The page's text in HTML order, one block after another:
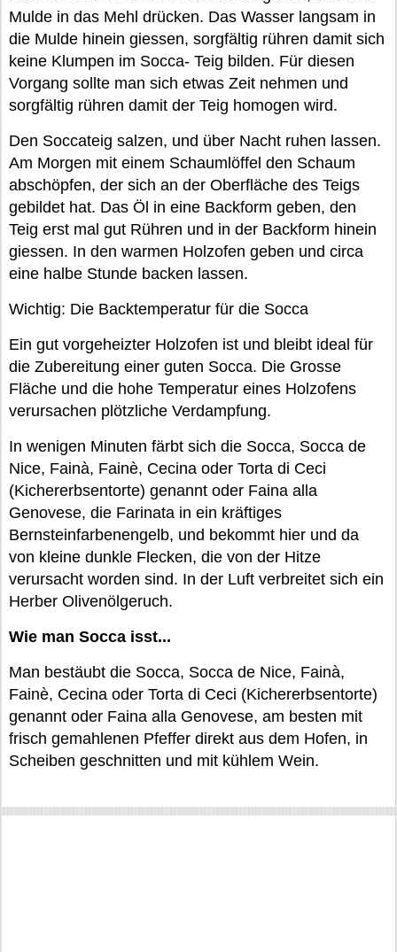
Mulde in das Mehl drücken. Das Wasser langsam in
die Mulde hinein giessen, sorgfältig rühren damit sich
keine Klumpen im Socca- Teig bilden. Für diesen
Vorgang sollte man sich etwas Zeit nehmen und
sorgfältig rühren damit der Teig homogen wird.
Den Soccateig salzen, und über Nacht ruhen lassen.
Am Morgen mit einem Schaumlöffel den Schaum
abschöpfen, der sich an der Oberfläche des Teigs
gebildet hat. Das Öl in eine Backform geben, den
Teig erst mal gut Rühren und in der Backform hinein
giessen. In den warmen Holzofen geben und circa
eine halbe Stunde backen lassen.
Wichtig: Die Backtemperatur für die Socca
Ein gut vorgeheizter Holzofen ist und bleibt ideal für
die Zubereitung einer guten Socca. Die Grosse
Fläche und die hohe Temperatur eines Holzofens
verursachen plötzliche Verdampfung.
In wenigen Minuten färbt sich die Socca, Socca de
Nice, Fainà, Fainè, Cecina oder Torta di Ceci
(Kichererbsentorte) genannt oder Faina alla
Genovese, die Farinata in ein kräftiges
Bernsteinfarbenengelb, und bekommt hier und da
von kleine dunkle Flecken, die von der Hitze
verursacht worden sind. In der Luft verbreitet sich ein
Herber Olivenölgeruch.
Wie man Socca isst...
Man bestäubt die Socca, Socca de Nice, Fainà,
Fainè, Cecina oder Torta di Ceci (Kichererbsentorte)
genannt oder Faina alla Genovese, am besten mit
frisch gemahlenen Pfeffer direkt aus dem Hofen, in
Scheiben geschnitten und mit kühlem Wein.